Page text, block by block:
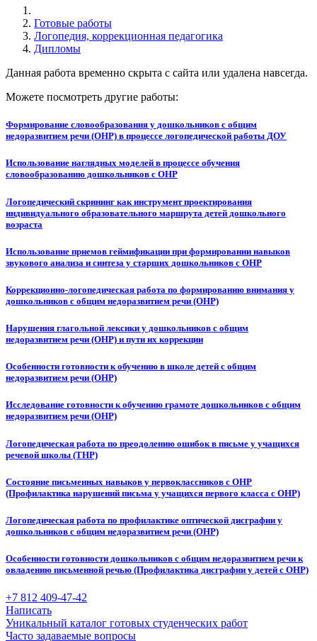
Готовые работы
Логопедия, коррекционная педагогика
Дипломы
Данная работа временно скрыта с сайта или удалена навсегда.
Можете посмотреть другие работы:
Формирование словообразования у дошкольников с общим
недоразвитием речи (ОНР) в процессе логопедической работы ДОУ
Использование наглядных моделей в процессе обучения
словообразованию дошкольников с ОНР
Логопедический скрининг как инструмент проектирования
индивидуального образовательного маршрута детей дошкольного
возраста
Использование приемов геймификации при формировании навыков
звукового анализа и синтеза у старших дошкольников с ОНР
Коррекционно-логопедическая работа по формированию внимания у
дошкольников с общим недоразвитием речи (ОНР)
Нарушения глагольной лексики у дошкольников с общим
недоразвитием речи (ОНР) и пути их коррекции
Особенности готовности к обучению в школе детей с общим
недоразвитием речи (ОНР)
Исследование готовности к обучению грамоте дошкольников с общим
недоразвитием речи (ОНР)
Логопедическая работа по преодолению ошибок в письме у учащихся
речевой школы (ТНР)
Состояние письменных навыков у первоклассников с ОНР
(Профилактика нарушений письма у учащихся первого класса с ОНР)
Логопедическая работа по профилактике оптической дисграфии у
дошкольников с общим недоразвитием речи (ОНР)
Особенности готовности дошкольников с общим недоразвитием речи к
овладению письменной речью (Профилактика дисграфии у детей с ОНР)
+7 812 409-47-42
Написать
Уникальный каталог готовых студенческих работ
Часто задаваемые вопросы